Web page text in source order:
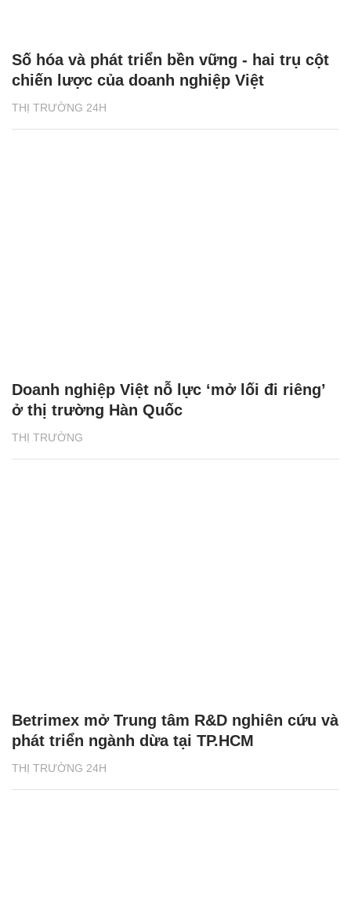
THỊ TRƯỜNG 24H
Số hóa và phát triển bền vững - hai trụ cột
chiến lược của doanh nghiệp Việt
THỊ TRƯỜNG
Doanh nghiệp Việt nỗ lực ‘mở lối đi riêng’
ở thị trường Hàn Quốc
THỊ TRƯỜNG 24H
Betrimex mở Trung tâm R&D nghiên cứu và
phát triển ngành dừa tại TP.HCM